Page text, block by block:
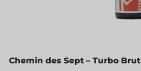
Chemin des Sept – Turbo Brut